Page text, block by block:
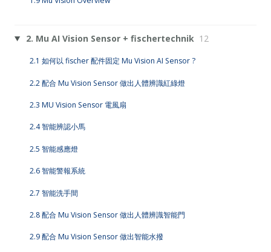
2. Mu AI Vision Sensor + fischertechnik 12
2.1 如何以 fischer 配件固定 Mu Vision AI Sensor ?
2.2 配合 Mu Vision Sensor 做出人體辨識紅綠燈
2.3 MU Vision Sensor 電風扇
2.4 智能辨認小馬
2.5 智能感應燈
2.6 智能警報系統
2.7 智能洗手間
2.8 配合 Mu Vision Sensor 做出人體辨識智能門
2.9 配合 Mu Vision Sensor 做出智能水撥